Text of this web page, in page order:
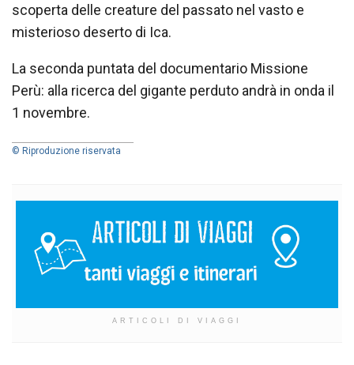
scoperta delle creature del passato nel vasto e
misterioso deserto di Ica.
La seconda puntata del documentario Missione
Perù: alla ricerca del gigante perduto andrà in onda il
1 novembre.
© Riproduzione riservata
ARTICOLI DI VIAGGI